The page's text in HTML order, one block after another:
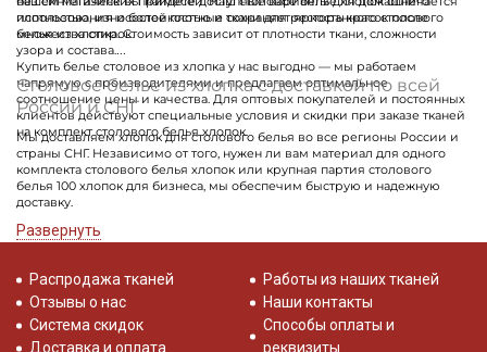
плотностью, износостойкостью и сохраняет яркость красок после
множества стирок.
использования и более плотные ткани для ресторанного столового
белья из хлопка. Стоимость зависит от плотности ткани, сложности
узора и состава.
Купить белье столовое из хлопка у нас выгодно — мы работаем
напрямую с производителями и предлагаем оптимальное
соотношение цены и качества. Для оптовых покупателей и постоянных
клиентов действуют специальные условия и скидки при заказе тканей
на комплект столового белья хлопок.
Столовое белье из хлопка с доставкой по всей
России и СНГ
Мы доставляем хлопок для столового белья во все регионы России и
страны СНГ. Независимо от того, нужен ли вам материал для одного
комплекта столового белья хлопок или крупная партия столового
белья 100 хлопок для бизнеса, мы обеспечим быструю и надежную
доставку.
Купить столовое белье хлопок в нашем магазине просто:
Укажите нужный метраж для белья столового из хлопка.
Оформите доставку выбранного столового белья из хлопка.
Создавайте уют в своем доме с нашим качественным столовым бельем
хлопок!
Развернуть
Распродажа тканей
Отзывы о нас
Система скидок
Доставка и оплата
Работы из наших тканей
Наши контакты
Способы оплаты и
реквизиты